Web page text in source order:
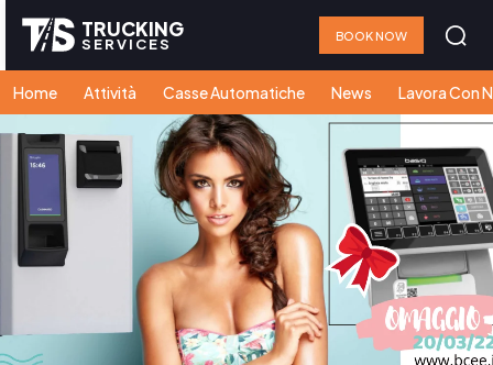
TRUCKING
SERVICES BOOK NOW
Home Attività Casse Automatiche News Lavora Con